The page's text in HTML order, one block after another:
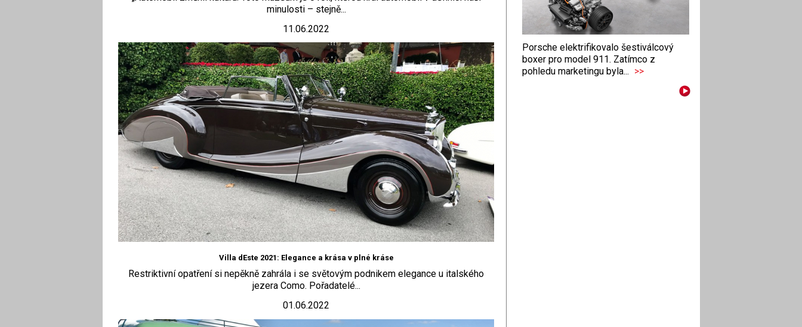
minulosti – stejně...
11.06.2022
Villa dEste 2021: Elegance a krása v plné kráse
Restriktivní opatření si nepěkně zahrála i se světovým podnikem elegance u italského
jezera Como. Pořadatelé...
01.06.2022
Porsche elektrifikovalo šestiválcový
boxer pro model 911. Zatímco z
pohledu marketingu byla... >>